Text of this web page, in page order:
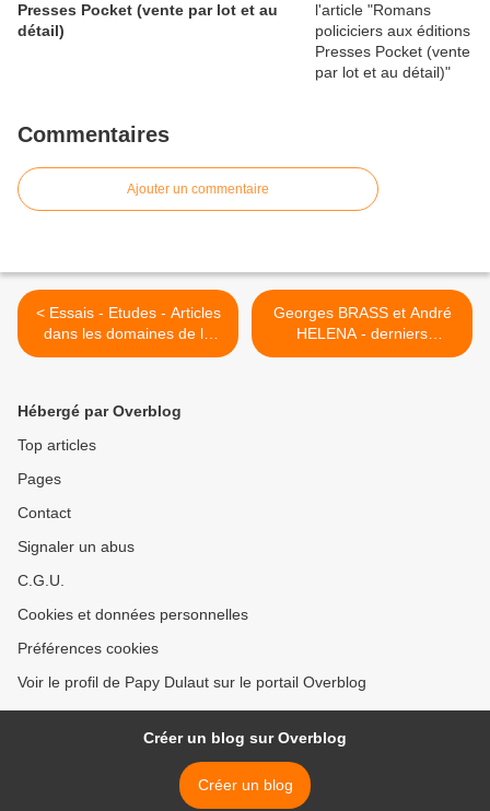
Presses Pocket (vente par lot et au
détail)
Commentaires
Ajouter un commentaire
< Essais - Etudes - Articles
dans les domaines de la
Science-Fiction et du
Georges BRASS et André
HELENA - derniers
arrivages >
Hébergé par Overblog
Top articles
Pages
Contact
Signaler un abus
C.G.U.
Cookies et données personnelles
Préférences cookies
Voir le profil de Papy Dulaut sur le portail Overblog
Créer un blog sur Overblog
Créer un blog